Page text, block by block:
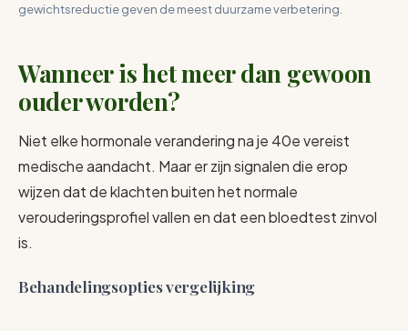
gewichtsreductie geven de meest duurzame verbetering.
Wanneer is het meer dan gewoon
ouder worden?
Niet elke hormonale verandering na je 40e vereist
medische aandacht. Maar er zijn signalen die erop
wijzen dat de klachten buiten het normale
verouderingsprofiel vallen en dat een bloedtest zinvol
is.
Behandelingsopties vergelijking